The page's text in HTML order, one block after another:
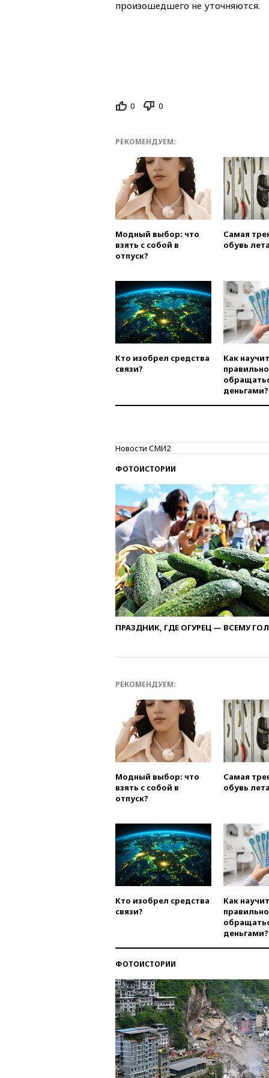
произошедшего не уточняются.
0 0
РЕКОМЕНДУЕМ:
Модный выбор: что
взять с собой в
отпуск?
Самая
обувь
Кто изобрел средства
связи?
Как
правильно
деньгами?
Новости СМИ2
ФОТОИСТОРИИ
ПРАЗДНИК, ГДЕ ОГУРЕЦ — ВСЕМУ
РЕКОМЕНДУЕМ:
Модный выбор: что
взять с собой в
отпуск?
Самая
обувь
Кто изобрел средства
связи?
Как
правильно
деньгами?
ФОТОИСТОРИИ